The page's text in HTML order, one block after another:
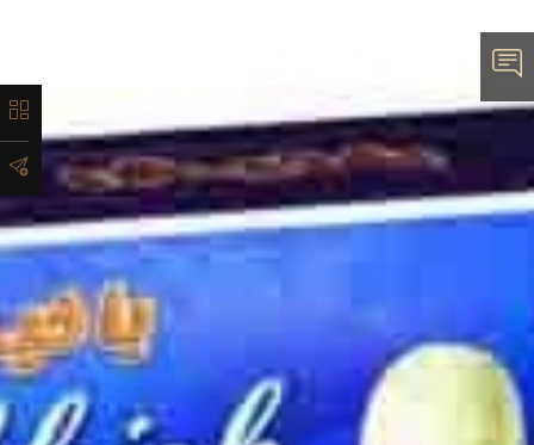
لیست
محصولات
آدرس و